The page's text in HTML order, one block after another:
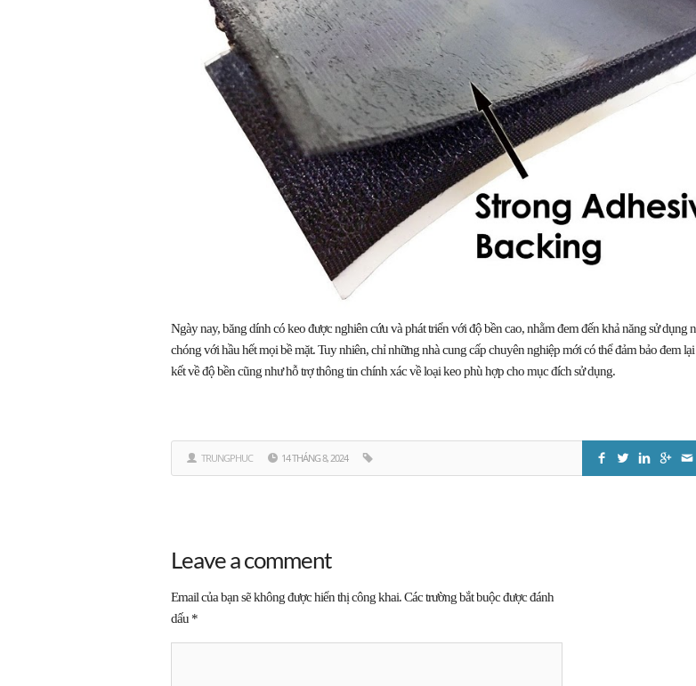
Ngày nay, băng dính có keo được nghiên cứu và phát triển với độ bền cao, nhằm đem đến khả năng sử dụng
chóng với hầu hết mọi bề mặt. Tuy nhiên, chỉ những nhà cung cấp chuyên nghiệp mới có thể đảm bảo đem
kết về độ bền cũng như hỗ trợ thông tin chính xác về loại keo phù hợp cho mục đích sử dụng.
TRUNGPHUC 14 THÁNG 8, 2024
Leave a comment
Email của bạn sẽ không được hiển thị công khai.Các trường bắt buộc được đánh
dấu *